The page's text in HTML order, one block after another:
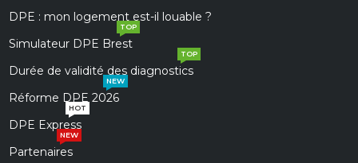
DPE : mon logement est-il louable ?
Simulateur DPE Brest
TOP
Durée de validité des diagnostics
TOP
Réforme DPE 2026
NEW
DPE Express
HOT
Partenaires
NEW